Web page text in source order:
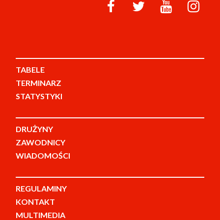
TABELE
TERMINARZ
STATYSTYKI
DRUŻYNY
ZAWODNICY
WIADOMOŚCI
REGULAMINY
KONTAKT
MULTIMEDIA